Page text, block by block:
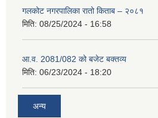
गलकोट नगरपालिका रातो किताब – २०८१
मिति: 08/25/2024 - 16:58
आ.व. 2081/082 को बजेट बक्तव्य
मिति: 06/23/2024 - 18:20
अन्य